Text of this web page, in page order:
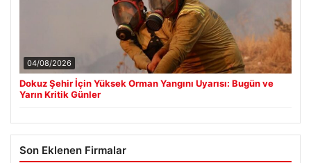
04/08/2026
Dokuz Şehir İçin Yüksek Orman Yangını Uyarısı: Bugün ve
Yarın Kritik Günler
Son Eklenen Firmalar